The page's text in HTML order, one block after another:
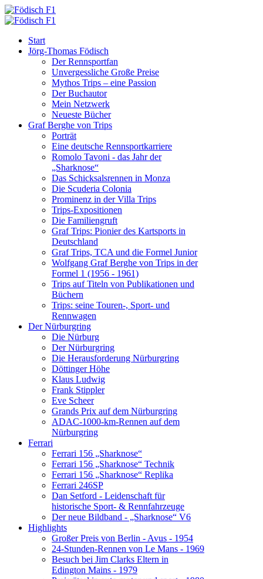
Start
Jörg-Thomas Födisch
Der Rennsportfan
Unvergessliche Große Preise
Mythos Trips – eine Passion
Der Buchautor
Mein Netzwerk
Neueste Bücher
Graf Berghe von Trips
Porträt
Eine deutsche Rennsportkarriere
Romolo Tavoni - das Jahr der
„Sharknose“
Das Schicksalsrennen in Monza
Die Scuderia Colonia
Prominenz in der Villa Trips
Trips-Expositionen
Die Familiengruft
Graf Trips: Pionier des Kartsports in
Deutschland
Graf Trips, TCA und die Formel Junior
Wolfgang Graf Berghe von Trips in der
Formel 1 (1956 - 1961)
Trips auf Titeln von Publikationen und
Büchern
Trips: seine Touren-, Sport- und
Rennwagen
Der Nürburgring
Die Nürburg
Der Nürburgring
Die Herausforderung Nürburgring
Döttinger Höhe
Klaus Ludwig
Frank Stippler
Eve Scheer
Grands Prix auf dem Nürburgring
ADAC-1000-km-Rennen auf dem
Nürburgring
Ferrari
Ferrari 156 „Sharknose“
Ferrari 156 „Sharknose“ Technik
Ferrari 156 „Sharknose“ Replika
Ferrari 246SP
Dan Setford - Leidenschaft für
historische Sport- & Rennfahrzeuge
Der neue Bildband - „Sharknose“ V6
Highlights
Großer Preis von Berlin - Avus - 1954
24-Stunden-Rennen von Le Mans - 1969
Besuch bei Jim Clarks Eltern in
Edington Mains - 1979